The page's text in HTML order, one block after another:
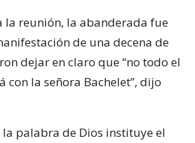
la reunión, la abanderada fue
de una decena de
dejar en claro que “no todo el
con la señora Bachelet”, dijo
palabra de Dios instituye el